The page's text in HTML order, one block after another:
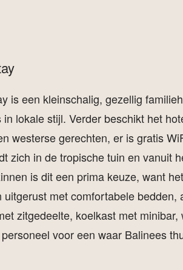
is een kleinschalig, gezellig
lokale stijl. Verder beschikt het
westerse gerechten, er is gratis
zich in de tropische tuin en vanuit
is dit een prima keuze, want
met comfortabele bedden,
zitgedeelte, koelkast met
voor een waar Balinees